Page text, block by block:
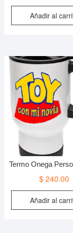
Añadir al
Termo Onega
$240.00
Añadir al